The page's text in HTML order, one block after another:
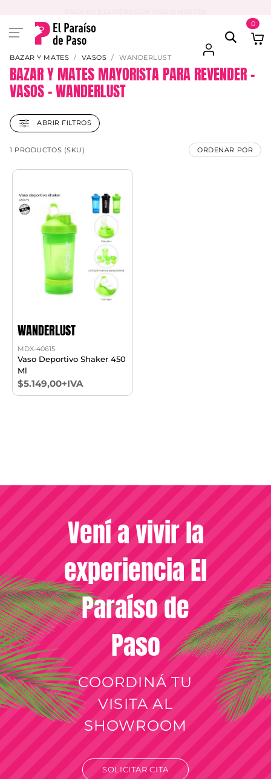
0
BAZAR Y MATES VASOS WANDERLUST
BAZAR Y MATES MAYORISTA PARA REVENDER –
VASOS – WANDERLUST
ABRIR FILTROS
1 PRODUCTOS (SKU) ORDENAR POR
WANDERLUST
MDX-40615
Vaso Deportivo Shaker 450
Ml
$5.149,00+IVA
Vení a vivir la
experiencia El
Paraíso de
Paso
COORDINÁ TU
VISITA AL
SHOWROOM
SOLICITAR CITA